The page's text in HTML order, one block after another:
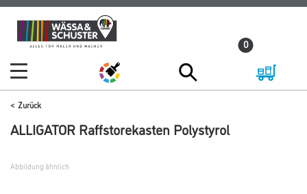
Zum
Inhalt
Zum
Navigationsmenü
0
Zurück
ALLIGATOR Raffstorekasten Polystyrol
Abbildung ähnlich